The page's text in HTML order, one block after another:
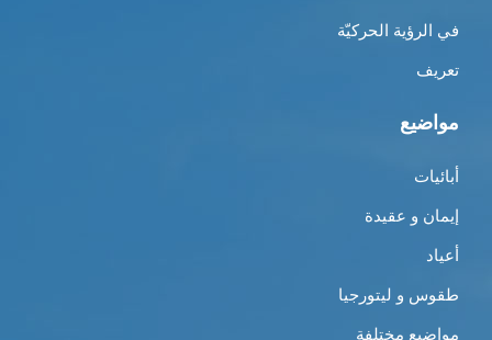
في الرؤية الحركيّة
تعريف
مواضيع
أبائيات
إيمان و عقيدة
أعياد
طقوس و ليتورجيا
مواضيع مختلفة